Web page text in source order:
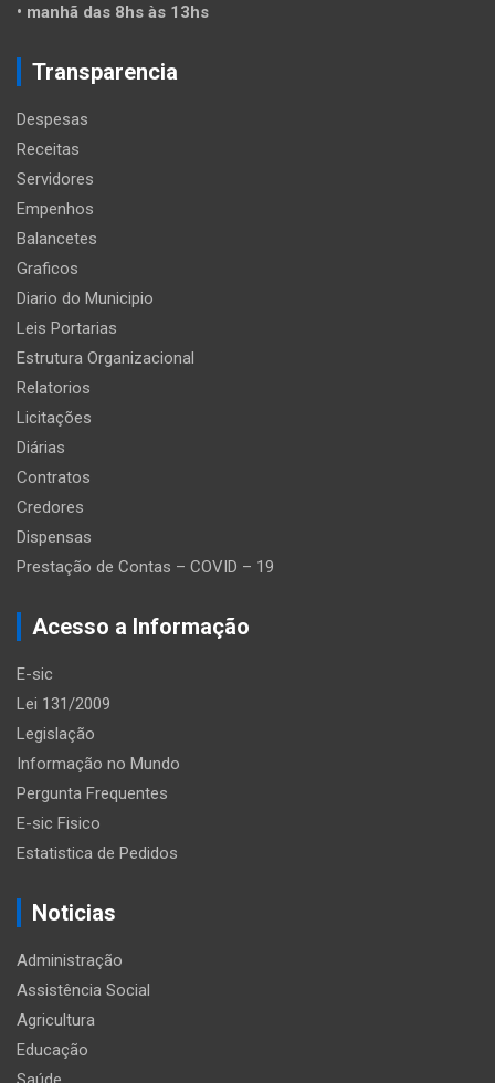
• manhã das 8hs às 13hs
Transparencia
Despesas
Receitas
Servidores
Empenhos
Balancetes
Graficos
Diario do Municipio
Leis Portarias
Estrutura Organizacional
Relatorios
Licitações
Diárias
Contratos
Credores
Dispensas
Prestação de Contas – COVID – 19
Acesso a Informação
E-sic
Lei 131/2009
Legislação
Informação no Mundo
Pergunta Frequentes
E-sic Fisico
Estatistica de Pedidos
Noticias
Administração
Assistência Social
Agricultura
Educação